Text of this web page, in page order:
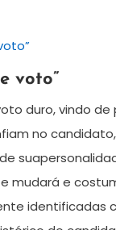
voto”
duro, vindo de
no
mudará e
identificadas